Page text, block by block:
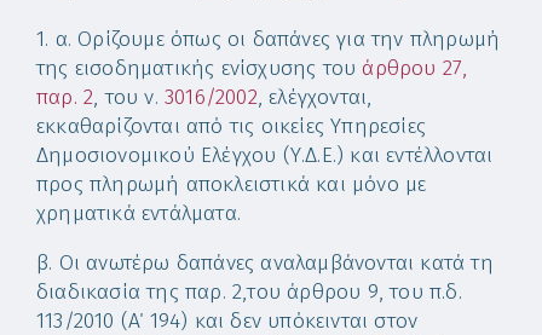
1. α. Ορίζουμε όπως οι δαπάνες για την πληρωμή
της εισοδηματικής ενίσχυσης του άρθρου 27,
παρ. 2, του ν.3016/2002, ελέγχονται,
εκκαθαρίζονται από τις οικείες Υπηρεσίες
Δημοσιονομικού Ελέγχου (Υ.Δ.Ε.) και εντέλλονται
προς πληρωμή αποκλειστικά και μόνο με
χρηματικά εντάλματα.
β. Οι ανωτέρω δαπάνες αναλαμβάνονται κατά τη
διαδικασία της παρ. 2,του άρθρου 9, του π.δ.
113/2010 (Α΄ 194) και δεν υπόκεινται στον